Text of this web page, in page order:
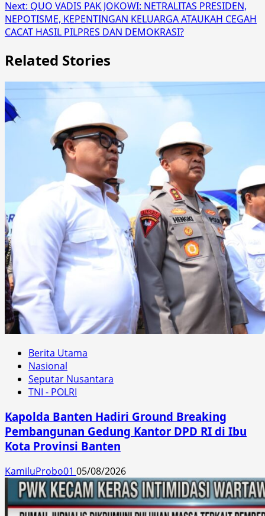
Next: QUO VADIS PAK JOKOWI: NETRALITAS PRESIDEN,
NEPOTISME, KEPENTINGAN KELUARGA ATAUKAH CEGAH
CACAT HASIL PILPRES DAN DEMOKRASI?
Related Stories
Berita Utama
Nasional
Seputar Nusantara
TNI - POLRI
Kapolda Banten Hadiri Ground Breaking
Pembangunan Gedung Kantor DPD RI di Ibu
Kota Provinsi Banten
KamiluProbo01 05/08/2026